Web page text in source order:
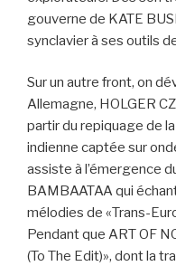
gouverne de KATE
synclavier à ses outils
Sur un autre front, on
Allemagne, HOLGER
partir du repiquage de
indienne captée sur
assiste à l’émergence
BAMBAATAA qui
mélodies de «Trans-
Pendant que ART OF
(To The Edit)», dont la